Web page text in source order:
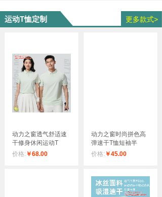
动力之窗透气舒适速
干修身休闲运动T
价格: ￥68.00
动力之窗时尚拼色高
弹速干T恤短袖半
价格: ￥45.00
更多款式>
运动T恤定制​​​​​